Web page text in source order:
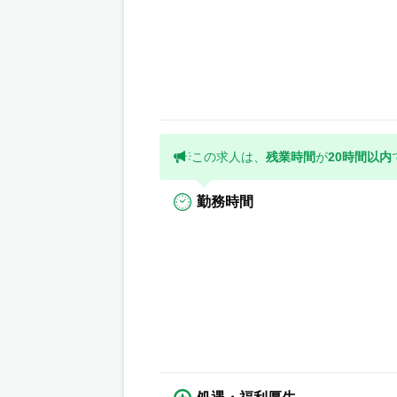
この求人は、 残業時間が20時間以内
勤務時間